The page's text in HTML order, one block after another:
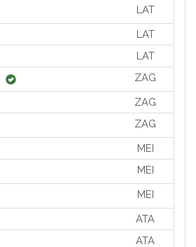
LAT
LAT
LAT
ZAG
ZAG
ZAG
MEI
MEI
MEI
ATA
ATA